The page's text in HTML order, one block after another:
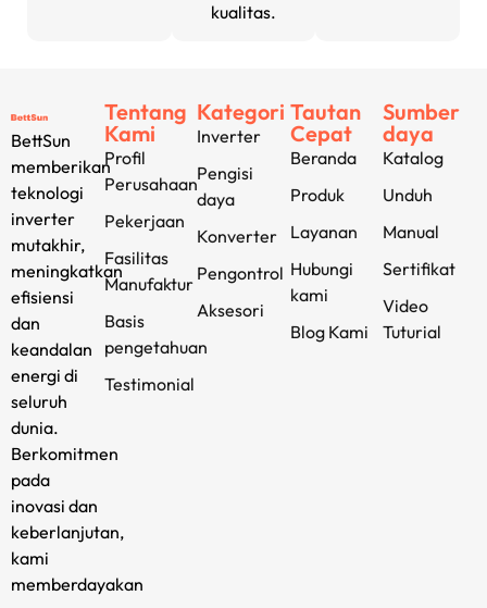
kualitas.
BettSun
memberikan
teknologi
inverter
mutakhir,
meningkatkan
efisiensi
dan
keandalan
energi di
seluruh
dunia.
Berkomitmen
pada
inovasi dan
keberlanjutan,
kami
memberdayakan
Tentang
Kami
Profil
Perusahaan
Pekerjaan
Fasilitas
Manufaktur
Basis
pengetahuan
Testimonial
Kategori
Inverter
Pengisi
daya
Konverter
Pengontrol
Aksesori
Tautan
Cepat
Beranda
Produk
Layanan
Hubungi
kami
Blog Kami
Sumber
daya
Katalog
Unduh
Manual
Sertifikat
Video
Tuturial